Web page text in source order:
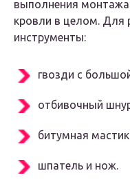
выполнения монтажа
кровли в целом. Для
инструменты:
гвозди с
отбивочный
битумная
шпатель и нож.